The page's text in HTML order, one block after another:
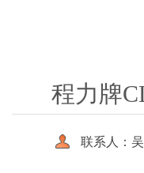
程力牌
联系人：